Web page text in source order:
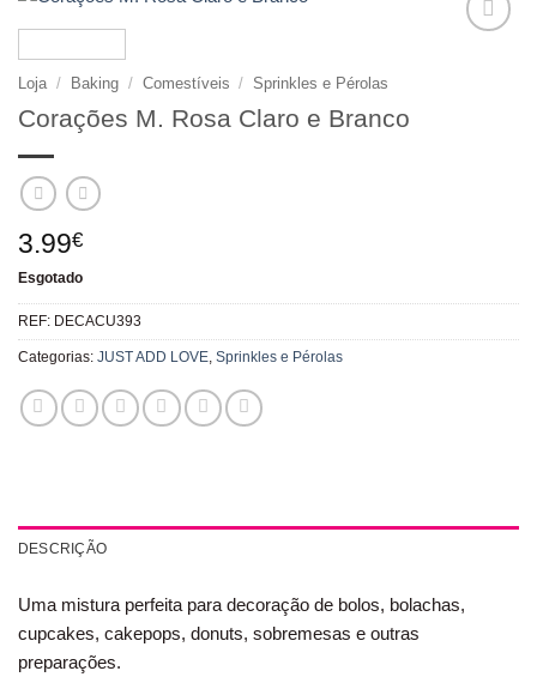
Loja / Baking / Comestíveis / Sprinkles e Pérolas
Corações M. Rosa Claro e Branco
3.99€
Esgotado
REF: DECACU393
Categorias: JUST ADD LOVE Sprinkles e Pérolas
DESCRIÇÃO
Uma mistura perfeita para decoração de bolos, bolachas,
cupcakes, cakepops, donuts, sobremesas e outras
preparações.